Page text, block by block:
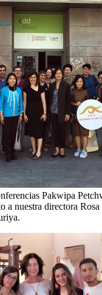
Pakwipa
a nuestra directora